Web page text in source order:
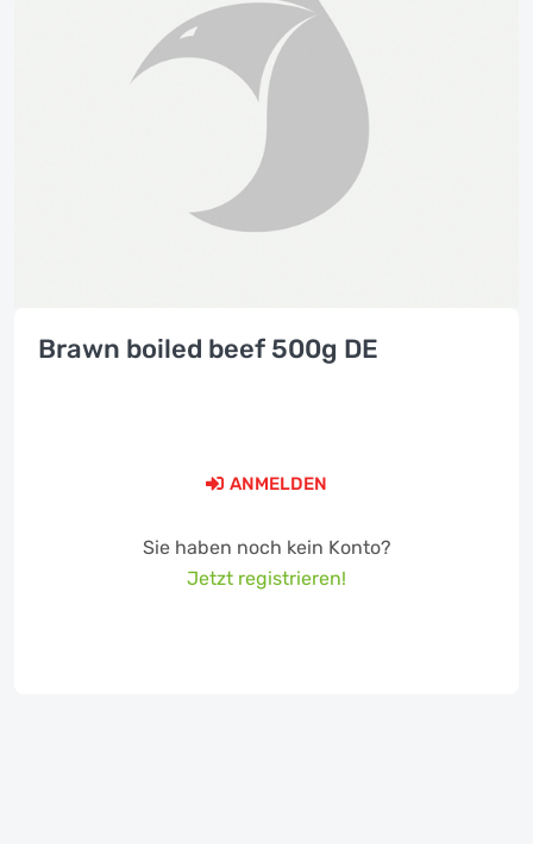
Brawn boiled beef 500g DE
ANMELDEN
Sie haben noch kein Konto?
Jetzt registrieren!